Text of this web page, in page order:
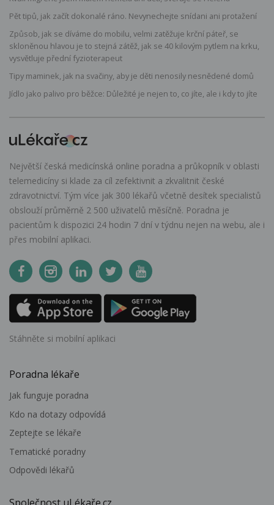
Pět tipů, jak začít dokonalé ráno. Nevynechejte snídani ani protažení
Způsob, jak se díváme do mobilu, velmi zatěžuje krční páteř, se
skloněnou hlavou je to stejná zátěž, jak se 40 kilovým pytlem na krku,
vysvětluje přední fyzioterapeut
Tipy maminek, jak na svačiny, aby je děti nenosily nesnědené domů
Jídlo jako palivo pro běžce: Důležité je nejen to, co jíte, ale i kdy to jíte
Největší česká medicínská online poradna a průkopník v oblasti
telemedicíny si klade za cíl zefektivnit a zkvalitnit české
zdravotnictví. Tým více jak 300 lékařů včetně desítek specialistů
obslouží průměrně 2 500 uživatelů měsíčně. Poradna je
pacientům k dispozici 24 hodin 7 dní v týdnu nejen na webu, ale i
přes mobilní aplikaci.
Stáhněte si mobilní aplikaci
Poradna lékaře
Jak funguje poradna
Kdo na dotazy odpovídá
Zeptejte se lékaře
Tematické poradny
Odpovědi lékařů